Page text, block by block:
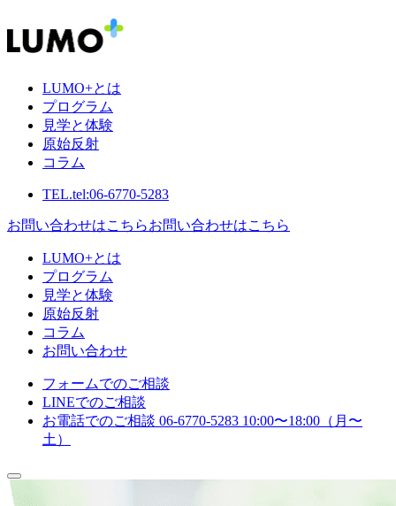
LUMO+とは
プログラム
見学と体験
原始反射
コラム
TEL.tel:06-6770-5283
お問い合わせはこちらお問い合わせはこちら
LUMO+とは
プログラム
見学と体験
原始反射
コラム
お問い合わせ
フォームでのご相談
LINEでのご相談
お電話でのご相談 06-6770-5283 10:00〜18:00（月〜
土）
メ
ニ